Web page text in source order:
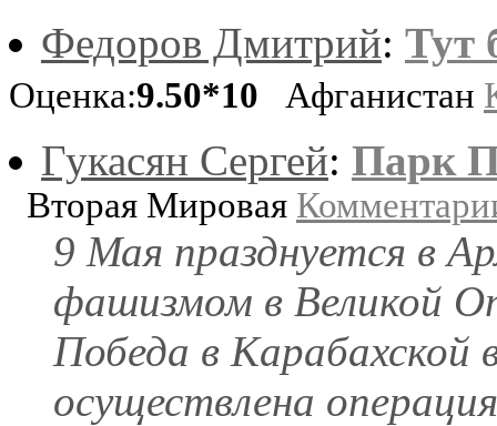
Федоров Дмитрий: Тут
Оценка:9.50*10 Афганистан
Гукасян Сергей: Парк
Вторая Мировая
9 Мая празднуется в
фашизмом в Великой
Победа в
осуществлена